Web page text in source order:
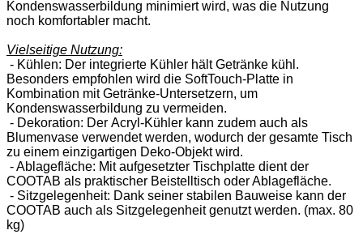
Kondenswasserbildung minimiert wird, was die Nutzung
noch komfortabler macht.
Vielseitige Nutzung:
- Kühlen: Der integrierte Kühler hält Getränke kühl.
Besonders empfohlen wird die SoftTouch-Platte in
Kombination mit Getränke-Untersetzern, um
Kondenswasserbildung zu vermeiden.
- Dekoration: Der Acryl-Kühler kann zudem auch als
Blumenvase verwendet werden, wodurch der gesamte Tisch
zu einem einzigartigen Deko-Objekt wird.
- Ablagefläche: Mit aufgesetzter Tischplatte dient der
COOTAB als praktischer Beistelltisch oder Ablagefläche.
- Sitzgelegenheit: Dank seiner stabilen Bauweise kann der
COOTAB auch als Sitzgelegenheit genutzt werden. (max. 80
kg)